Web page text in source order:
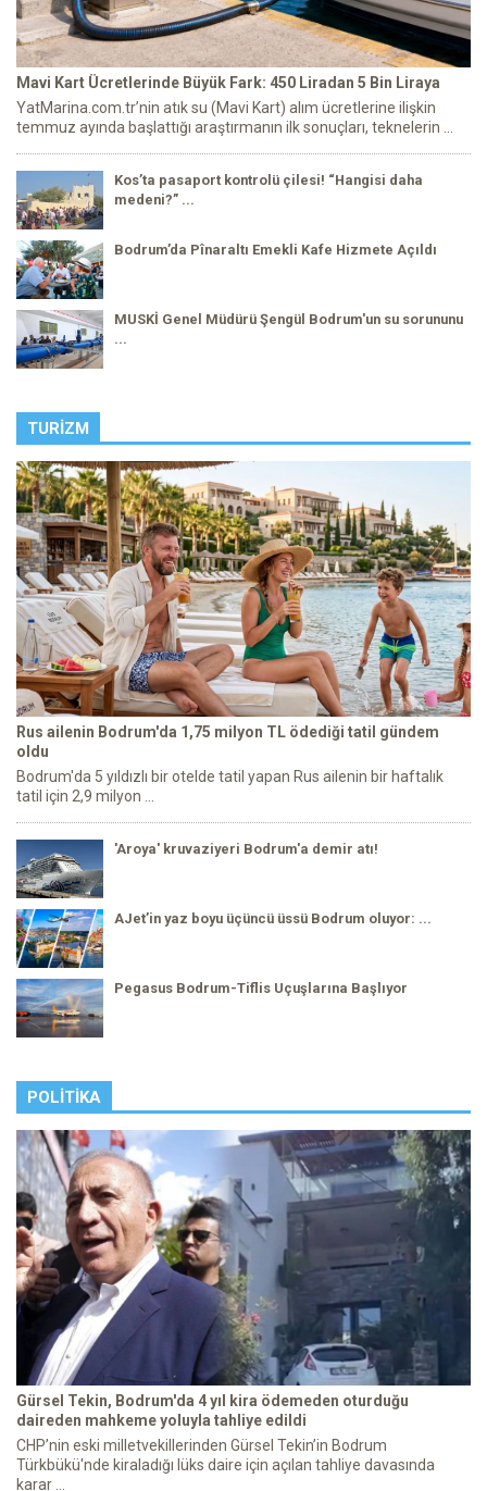
Mavi Kart Ücretlerinde Büyük Fark: 450 Liradan 5 Bin Liraya
YatMarina.com.tr’nin atık su (Mavi Kart) alım ücretlerine ilişkin
temmuz ayında başlattığı araştırmanın ilk sonuçları, teknelerin ...
Kos’ta pasaport kontrolü çilesi! “Hangisi daha
medeni?” ...
Bodrum’da Pînaraltı Emekli Kafe Hizmete Açıldı
MUSKİ Genel Müdürü Şengül Bodrum'un su sorununu
...
TURIZM
Rus ailenin Bodrum'da 1,75 milyon TL ödediği tatil gündem
oldu
Bodrum'da 5 yıldızlı bir otelde tatil yapan Rus ailenin bir haftalık
tatil için 2,9 milyon ...
'Aroya' kruvaziyeri Bodrum'a demir atı!
AJet’in yaz boyu üçüncü üssü Bodrum oluyor: ...
Pegasus Bodrum-Tiflis Uçuşlarına Başlıyor
POLITIKA
Gürsel Tekin, Bodrum'da 4 yıl kira ödemeden oturduğu
daireden mahkeme yoluyla tahliye edildi
CHP’nin eski milletvekillerinden Gürsel Tekin’in Bodrum
Türkbükü'nde kiraladığı lüks daire için açılan tahliye davasında
karar ...